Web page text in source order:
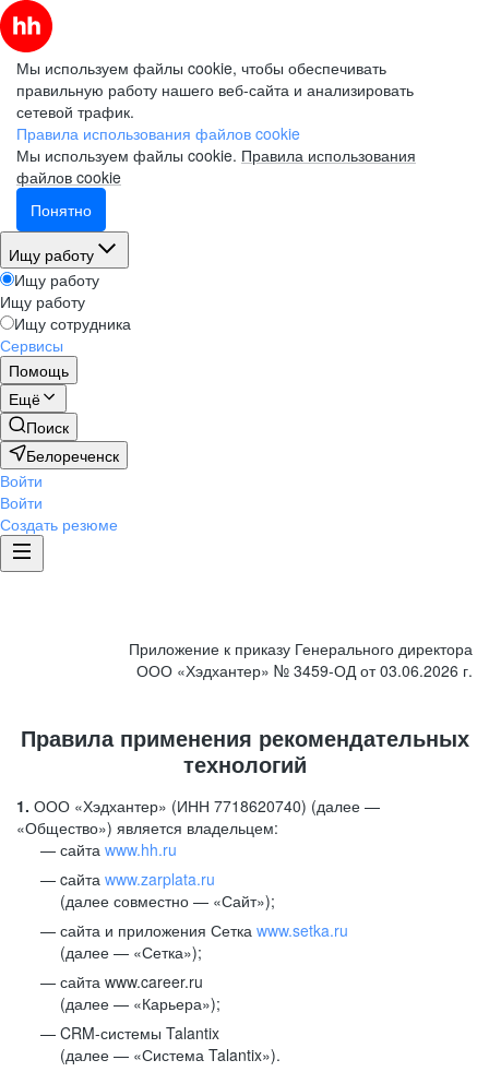
Мы используем файлы cookie, чтобы обеспечивать
правильную работу нашего веб-сайта и анализировать
сетевой трафик.
Правила использования файлов cookie
Мы используем файлы cookie. Правила использования
файлов cookie
Понятно
Ищу работу
Ищу работу
Ищу работу
Ищу сотрудника
Сервисы
Помощь
Ещё
Поиск
Белореченск
Войти
Войти
Создать резюме
Приложение к приказу Генерального директора
ООО «Хэдхантер» № 3459-ОД от 03.06.2026 г.
Правила применения рекомендательных
технологий
1. ООО «Хэдхантер» (ИНН 7718620740) (далее —
«Общество») является владельцем:
сайта www.hh.ru
cайта www.zarplata.ru
(далее совместно — «Сайт»);
сайта и приложения Сетка www.setka.ru
(далее — «Сетка»);
сайта www.career.ru
(далее — «Карьера»);
CRM-системы Talantix
(далее — «Система Talantix»).